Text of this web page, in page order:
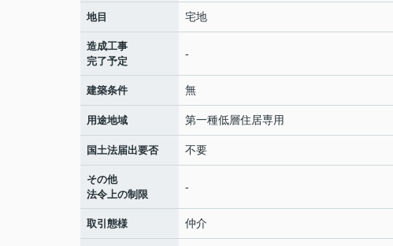
地目 宅地
造成工事
完了予定
-
建築条件 無
用途地域 第一種低層住居専用
国土法届出要否 不要
その他
法令上の制限
-
取引態様 仲介